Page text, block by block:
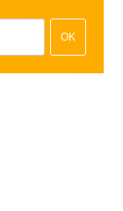
OK